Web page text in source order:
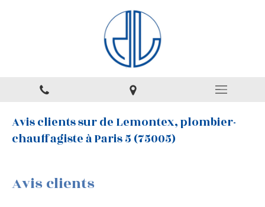
Avis clients sur de Lemontex, plombier-
chauffagiste à Paris 5 (75005)
Avis clients